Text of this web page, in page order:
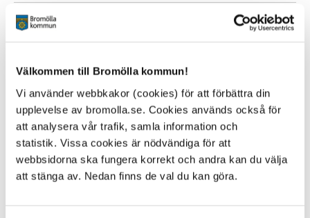
Välkommen till Bromölla kommun!
Vi använder webbkakor (cookies) för att förbättra din
upplevelse av bromolla.se. Cookies används också för
att analysera vår trafik, samla information och
statistik. Vissa cookies är nödvändiga för att
webbsidorna ska fungera korrekt och andra kan du välja
att stänga av. Nedan finns de val du kan göra.
Hyr eller hyr ut lokal
den största och ledande marknadsplatsen idag. På vår
det utbud som finns och här kan du som fastighetsägare
också kostnadsfritt lägga ut dina objekt.
Till ObjektVision Bromölla